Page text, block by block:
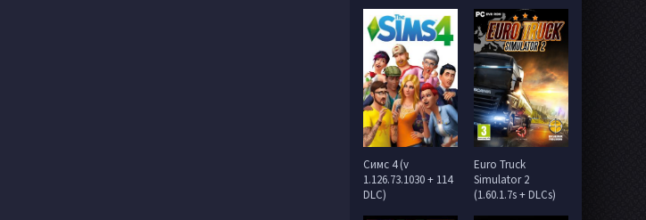
Симс 4 (v
1.126.73.1030 + 114
DLC)
Euro Truck
Simulator 2
(1.60.1.7s + DLCs)